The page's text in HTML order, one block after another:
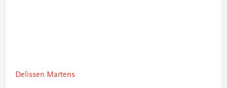
Delissen Martens